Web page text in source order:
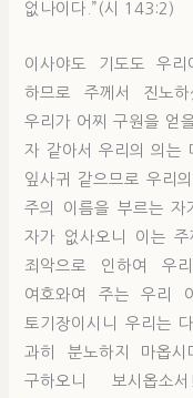
없나이다.”(시 143:2)
이사야도 기도도 우
하므로 주께서 진노
우리가 어찌 구원을 얻
자 같아서 우리의 의는
잎사귀 같으므로 우리
주의 이름을 부르는 자
자가 없사오니 이는 주
죄악으로 인하여 우
여호와여 주는 우리
토기장이시니 우리는
과히 분노하지 마옵시
구하오니 보시옵